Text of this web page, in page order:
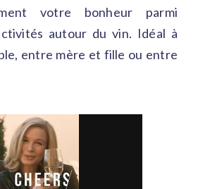
votre bonheur parmi
autour du vin. Idéal à
entre mère et fille ou entre